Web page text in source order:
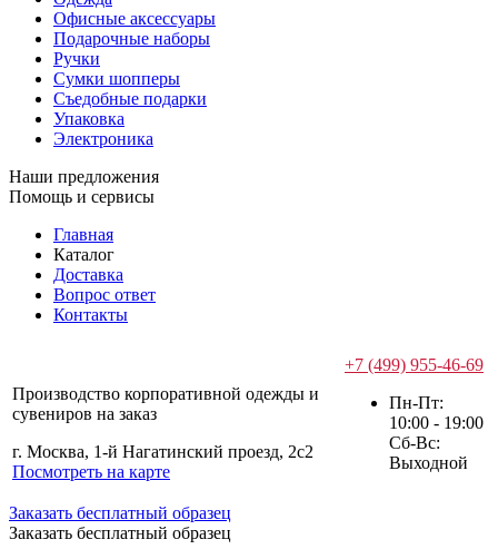
Офисные аксессуары
Подарочные наборы
Ручки
Сумки шопперы
Съедобные подарки
Упаковка
Электроника
Наши предложения
Помощь и сервисы
Главная
Каталог
Доставка
Вопрос ответ
Контакты
Производство корпоративной одежды и
сувениров на заказ
г. Москва, 1-й Нагатинский проезд, 2с2
Посмотреть на карте
+7 (499) 955-46-69
Пн-Пт:
10:00 - 19:00
Сб-Вс:
Выходной
Заказать бесплатный образец
Заказать бесплатный образец